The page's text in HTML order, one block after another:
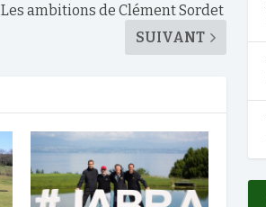
Les ambitions de Clément Sordet
SUIVANT